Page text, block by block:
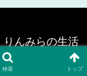
りんみらの生活
© 2024 りんみらの生活.
検索 トップ